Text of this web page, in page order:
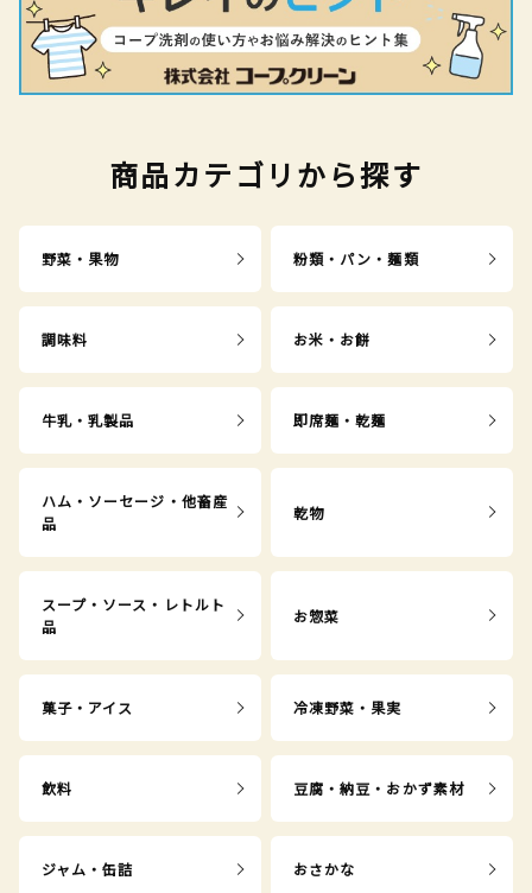
商品カテゴリから探す
野菜・果物 粉類・パン・麺類
調味料 お米・お餅
牛乳・乳製品 即席麺・乾麺
ハム・ソーセージ・他畜産
品
乾物
スープ・ソース・レトルト
品
お惣菜
菓子・アイス 冷凍野菜・果実
飲料 豆腐・納豆・おかず素材
ジャム・缶詰 おさかな